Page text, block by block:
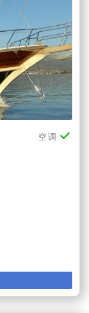
空调